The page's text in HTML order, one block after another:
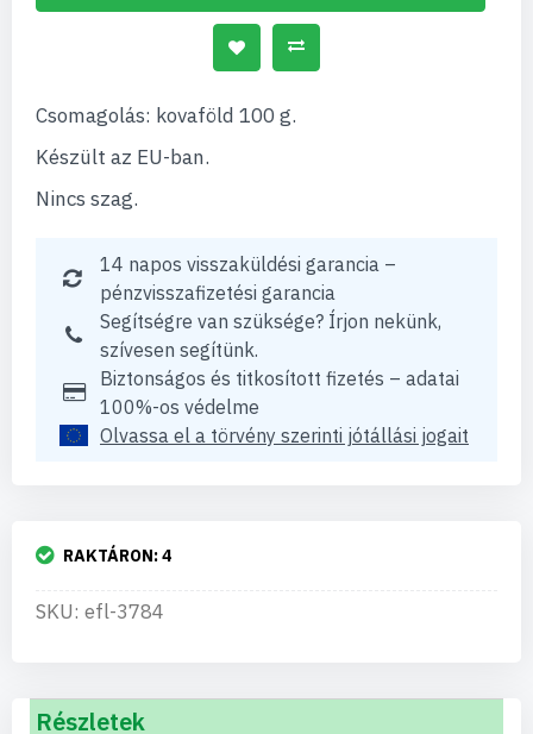
Csomagolás: kovaföld 100 g.
Készült az EU-ban.
Nincs szag.
14 napos visszaküldési garancia –
pénzvisszafizetési garancia
Segítségre van szüksége? Írjon nekünk,
szívesen segítünk.
Biztonságos és titkosított fizetés – adatai
100%-os védelme
Olvassa el a törvény szerinti jótállási jogait
RAKTÁRON:4
SKU: efl-3784
Részletek